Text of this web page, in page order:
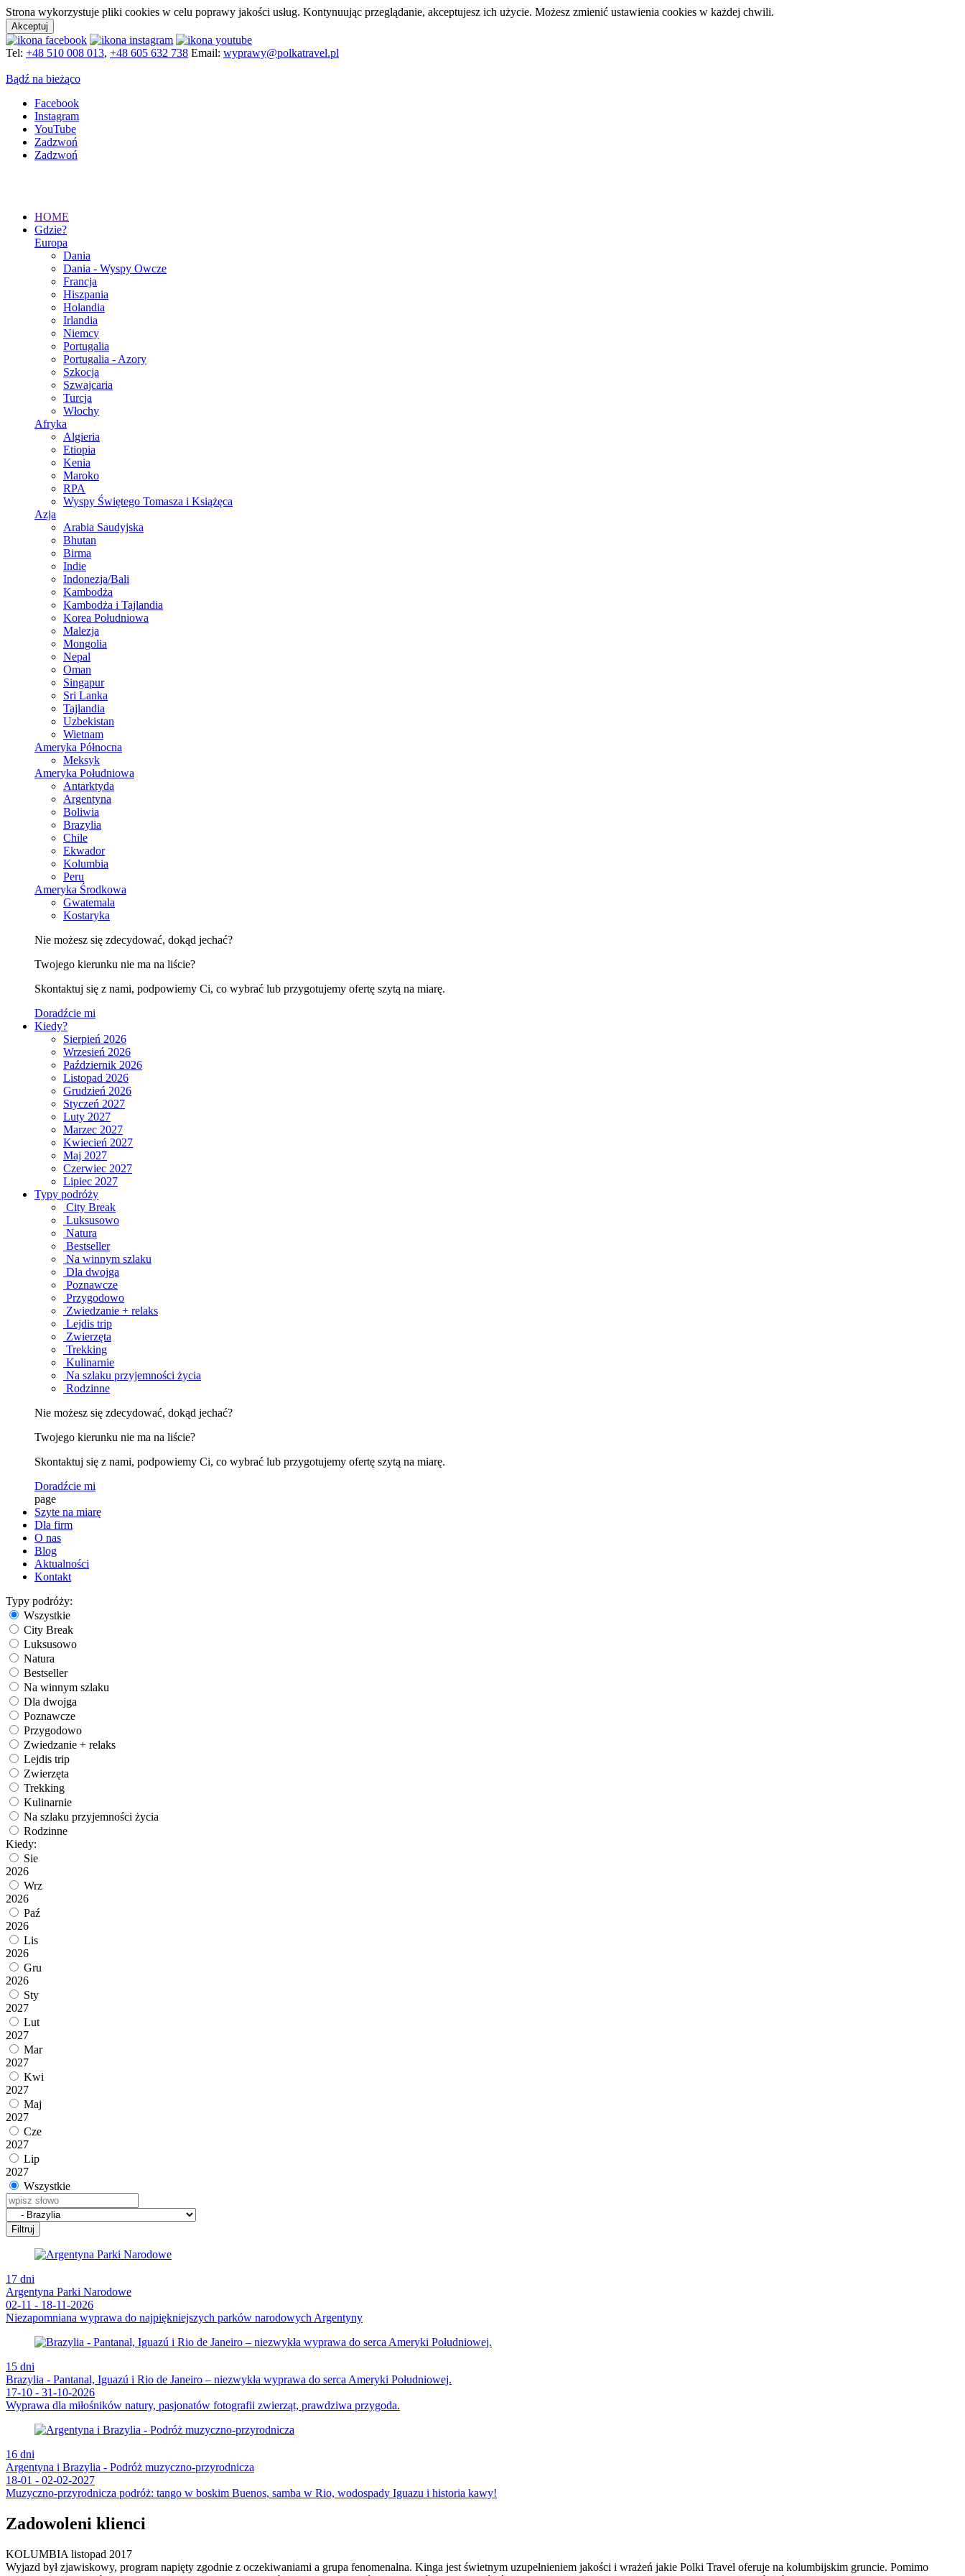
Strona wykorzystuje pliki cookies w celu poprawy jakości usług. Kontynuując przeglądanie, akceptujesz ich użycie. Możesz zmienić ustawienia cookies w każdej chwili.
Akceptuj
Tel: +48 510 008 013, +48 605 632 738 Email: wyprawy@polkatravel.pl
Bądź na bieżąco
Facebook
Instagram
YouTube
Zadzwoń
Zadzwoń
HOME
Gdzie?
Europa
Dania
Dania - Wyspy Owcze
Francja
Hiszpania
Holandia
Irlandia
Niemcy
Portugalia
Portugalia - Azory
Szkocja
Szwajcaria
Turcja
Włochy
Afryka
Algieria
Etiopia
Kenia
Maroko
RPA
Wyspy Świętego Tomasza i Książęca
Azja
Arabia Saudyjska
Bhutan
Birma
Indie
Indonezja/Bali
Kambodża
Kambodża i Tajlandia
Korea Południowa
Malezja
Mongolia
Nepal
Oman
Singapur
Sri Lanka
Tajlandia
Uzbekistan
Wietnam
Ameryka Północna
Meksyk
Ameryka Południowa
Antarktyda
Argentyna
Boliwia
Brazylia
Chile
Ekwador
Kolumbia
Peru
Ameryka Środkowa
Gwatemala
Kostaryka
Nie możesz się zdecydować, dokąd jechać?
Twojego kierunku nie ma na liście?
Skontaktuj się z nami, podpowiemy Ci, co wybrać lub przygotujemy ofertę szytą na miarę.
Doradźcie mi
Kiedy?
Sierpień 2026
Wrzesień 2026
Październik 2026
Listopad 2026
Grudzień 2026
Styczeń 2027
Luty 2027
Marzec 2027
Kwiecień 2027
Maj 2027
Czerwiec 2027
Lipiec 2027
Typy podróży
City Break
Luksusowo
Natura
Bestseller
Na winnym szlaku
Dla dwojga
Poznawcze
Przygodowo
Zwiedzanie + relaks
Lejdis trip
Zwierzęta
Trekking
Kulinarnie
Na szlaku przyjemności życia
Rodzinne
Nie możesz się zdecydować, dokąd jechać?
Twojego kierunku nie ma na liście?
Skontaktuj się z nami, podpowiemy Ci, co wybrać lub przygotujemy ofertę szytą na miarę.
Doradźcie mi
page
Szyte na miarę
Dla firm
O nas
Blog
Aktualności
Kontakt
Typy podróży:
Wszystkie
City Break
Luksusowo
Natura
Bestseller
Na winnym szlaku
Dla dwojga
Poznawcze
Przygodowo
Zwiedzanie + relaks
Lejdis trip
Zwierzęta
Trekking
Kulinarnie
Na szlaku przyjemności życia
Rodzinne
Kiedy:
Sie
2026
Wrz
2026
Paź
2026
Lis
2026
Gru
2026
Sty
2027
Lut
2027
Mar
2027
Kwi
2027
Maj
2027
Cze
2027
Lip
2027
Wszystkie
Filtruj
17 dni
Argentyna Parki Narodowe
02-11 - 18-11-2026
Niezapomniana wyprawa do najpiękniejszych parków narodowych Argentyny
15 dni
Brazylia - Pantanal, Iguazú i Rio de Janeiro – niezwykła wyprawa do serca Ameryki Południowej.
17-10 - 31-10-2026
Wyprawa dla miłośników natury, pasjonatów fotografii zwierząt, prawdziwa przygoda.
16 dni
Argentyna i Brazylia - Podróż muzyczno-przyrodnicza
18-01 - 02-02-2027
Muzyczno-przyrodnicza podróż: tango w boskim Buenos, samba w Rio, wodospady Iguazu i historia kawy!
Zadowoleni klienci
KOLUMBIA listopad 2017
Wyjazd był zjawiskowy, program napięty zgodnie z oczekiwaniami a grupa fenomenalna. Kinga jest świetnym uzupełnieniem jakości i wrażeń jakie Polki Travel oferuje na kolumbijskim gruncie. Pomimo